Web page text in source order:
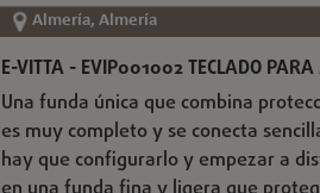
Almería, Almería
E-VITTA - EVIP001002 TECLADO PARA
Una funda única que combina
es muy completo y se conecta
hay que configurarlo y empezar a